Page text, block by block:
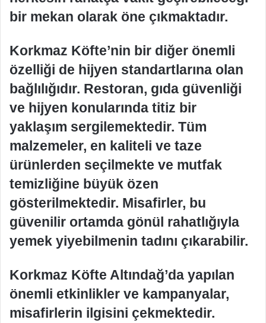
bir mekan olarak öne çıkmaktadır.
Korkmaz Köfte’nin bir diğer önemli
özelliği de hijyen standartlarına olan
bağlılığıdır. Restoran, gıda güvenliği
ve hijyen konularında titiz bir
yaklaşım sergilemektedir. Tüm
malzemeler, en kaliteli ve taze
ürünlerden seçilmekte ve mutfak
temizliğine büyük özen
gösterilmektedir. Misafirler, bu
güvenilir ortamda gönül rahatlığıyla
yemek yiyebilmenin tadını çıkarabilir.
Korkmaz Köfte Altındağ’da yapılan
önemli etkinlikler ve kampanyalar,
misafirlerin ilgisini çekmektedir.